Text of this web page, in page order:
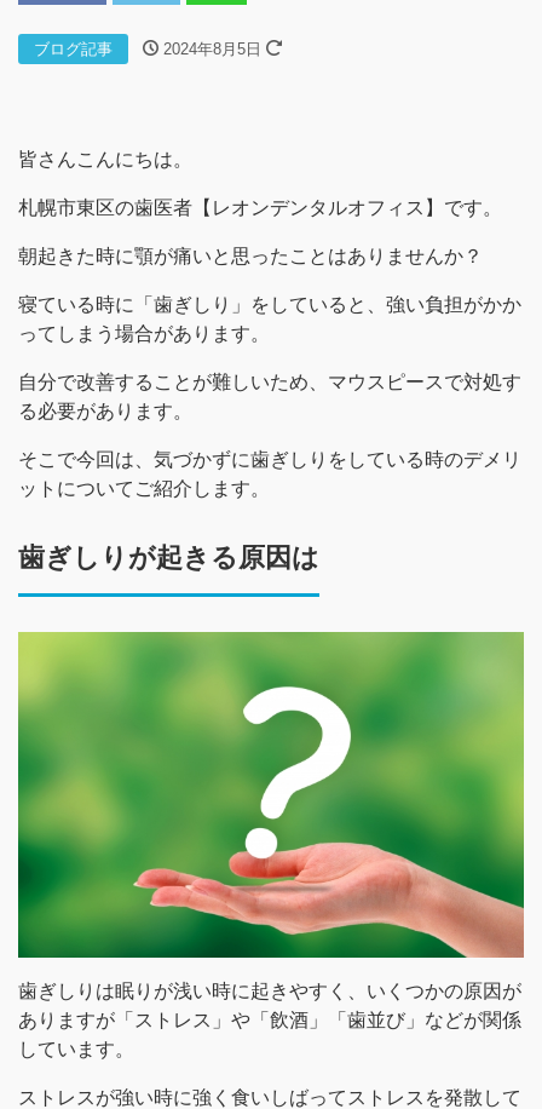
ブログ記事 2024年8月5日
皆さんこんにちは。
札幌市東区の歯医者【レオンデンタルオフィス】です。
朝起きた時に顎が痛いと思ったことはありませんか？
寝ている時に「歯ぎしり」をしていると、強い負担がかか
ってしまう場合があります。
自分で改善することが難しいため、マウスピースで対処す
る必要があります。
そこで今回は、気づかずに歯ぎしりをしている時のデメリ
ットについてご紹介します。
歯ぎしりが起きる原因は
歯ぎしりは眠りが浅い時に起きやすく、いくつかの原因が
ありますが「ストレス」や「飲酒」「歯並び」などが関係
しています。
ストレスが強い時に強く食いしばってストレスを発散して